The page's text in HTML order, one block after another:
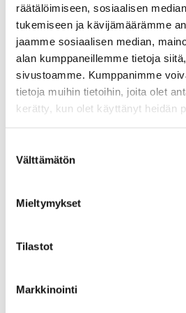
räätälöimiseen, sosiaalisen
tukemiseen ja kävijämäärämme
jaamme sosiaalisen median,
alan kumppaneillemme tietoja
sivustoamme. Kumppanimme
tietoja muihin tietoihin, joita olet
kerätty, kun olet käyttänyt heidän
valinta
Välttämätön
Mieltymykset
Tilastot
Markkinointi
rakentaminen ja vaaliminen.
myös päivittäisjohtamisen mallin,
yhteisen tilannekuvan
tuotanto-osastollamme.
aloitteiden ja ideoiden
merkittävästi, vaikka taso oli
Olen erittäin iloinen ja kiitollinen
tekemistä eteenpäin. Erilaisilla
monipuolisemmin, hiomme
kehityksen näkökulmasta ja
työntekijöillemme.
innovointia